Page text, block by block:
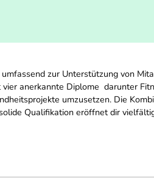
zur Unterstützung von
anerkannte Diplome  darunter
umzusetzen. Die
Qualifikation eröffnet dir